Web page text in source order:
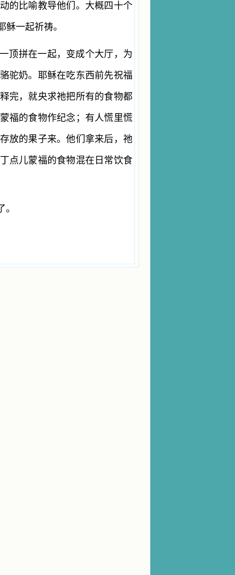
的比喻教导他们。大概四十个
一起祈祷。
顶拼在一起，变成个大厅，为
驼奶。耶稣在吃东西前先祝福
完，就央求祂把所有的食物都
福的食物作纪念；有人慌里慌
放的果子来。他们拿来后，祂
点儿蒙福的食物混在日常饮食